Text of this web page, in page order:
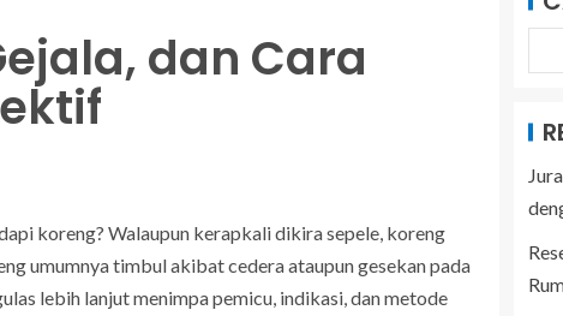
dan Cara
koreng? Walaupun kerapkali dikira sepele, koreng
umumnya timbul akibat cedera ataupun gesekan pada
lebih lanjut menimpa pemicu, indikasi, dan metode